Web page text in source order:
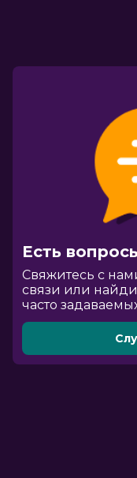
Есть
Cвяжитесь с
связи или
часто